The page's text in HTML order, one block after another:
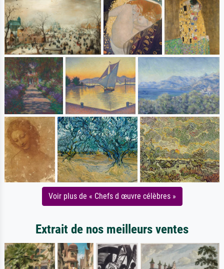
Voir plus de « Chefs d œuvre célèbres »
Extrait de nos meilleurs ventes